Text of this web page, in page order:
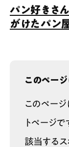
パン好きさ
がけたパン
このペー
このペー
トページ
該当するス